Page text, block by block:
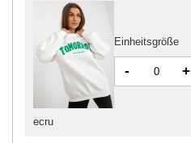
ecru
Einheitsgröße
- +